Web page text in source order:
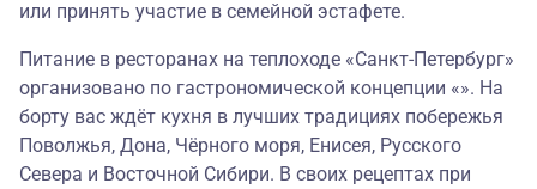
или принять участие в семейной эстафете.
Питание в ресторанах на теплоходе «Санкт-Петербург»
организовано по гастрономической концепции «». На
борту вас ждёт кухня в лучших традициях побережья
Поволжья, Дона, Чёрного моря, Енисея, Русского
Севера и Восточной Сибири. В своих рецептах при